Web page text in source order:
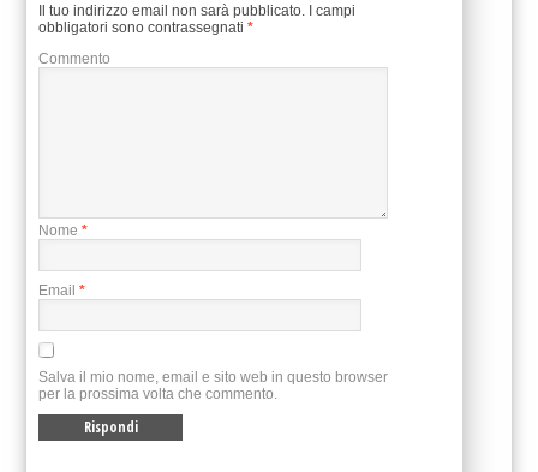
Il tuo indirizzo email non sarà pubblicato. I campi
obbligatori sono contrassegnati*
Commento
Nome *
Email *
Salva il mio nome, email e sito web in questo browser
per la prossima volta che commento.